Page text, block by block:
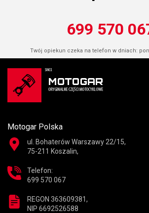
699 570
Twój opiekun czeka na telefon w dniach: pon.
Motogar Polska
ul. Bohaterów Warszawy 22/15,
75-211 Koszalin,
Telefon:
699 570 067
REGON 363609381,
NIP 6692526588